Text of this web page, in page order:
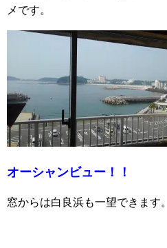
メです。
オーシャンビュー！！
窓からは白良浜も一望できます。